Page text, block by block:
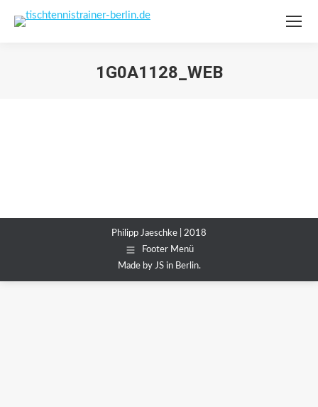
1G0A1128_WEB
Philipp Jaeschke | 2018
Footer Menü
Made by JS in Berlin.